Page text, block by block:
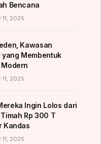
Bencana
2025
Kawasan
yang Membentuk
2025
Ingin Lolos dari
Rp 300 T
Kandas
2025